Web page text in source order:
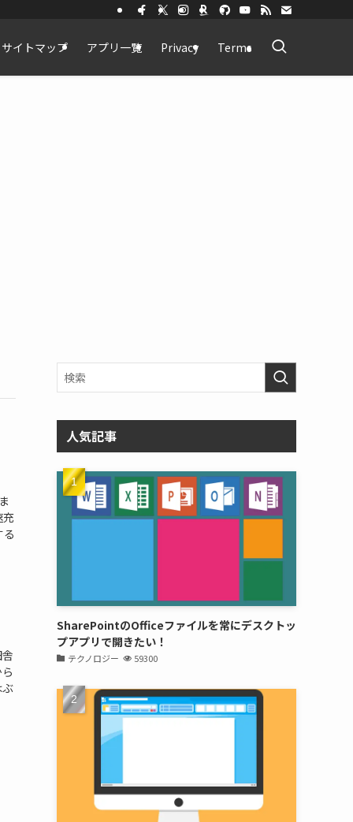
サイトマップ アプリ一覧 Privacy Terms
人気記事
SharePointのOfficeファイルを常にデスクトッ
プアプリで開きたい！
テクノロジー 59300